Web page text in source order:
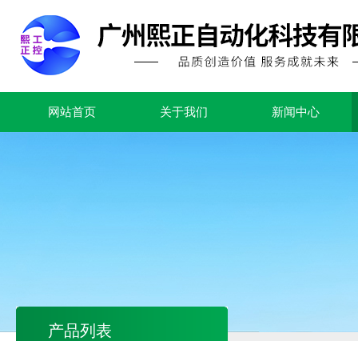
网站首页 关于我们 新闻中心
产品列表